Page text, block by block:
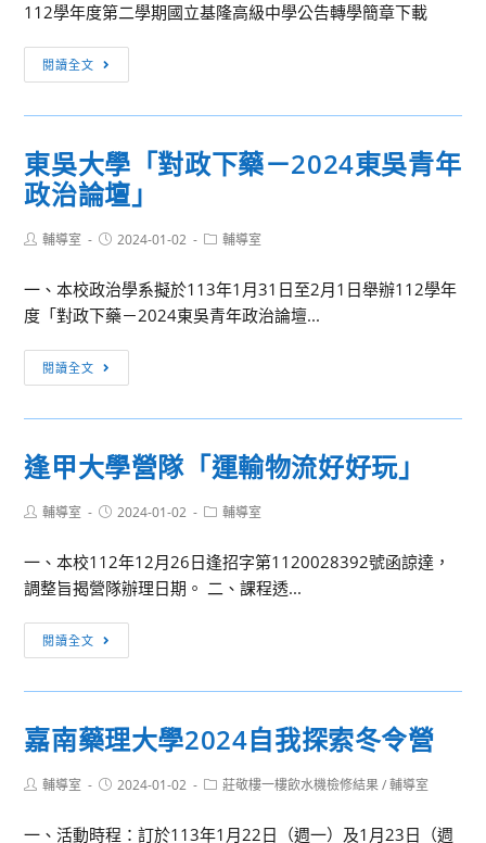
照
簡
章，
興
者
踴
名，
請
照。
112
學
第
學
期
學
士
分
專
班
附
讀）
於
113
20
日
截
件，
112學年度第二學期國立基隆高級中學公告轉學簡章下載
閱讀全文
生
公
國
立
隆
級
中
學
年
度
第
二
期
轉
簡
東吳大學「對政下藥－2024東吳青年
政治論壇」
Post輔導室
Post2024-01-02
Post輔導室
一、本校政治學系擬於113年1月31日至2月1日舉辦112學年
度「對政下藥－2024東吳青年政治論壇...
閱讀全文
吳
大
「對
下
－
2024
東
政
治
論
逢甲大學營隊「運輸物流好好玩」
Post輔導室
Post2024-01-02
Post輔導室
一、本校112年12月26日逢招字第1120028392號函諒達，
調整旨揭營隊辦理日期。 二、課程透...
閱讀全文
甲
大
營
「運
嘉南藥理大學2024自我探索冬令營
Post輔導室
Post2024-01-02
Post莊敬樓一樓飲水機檢修結果 / 輔導室
一、活動時程：訂於113年1月22日（週一）及1月23日（週